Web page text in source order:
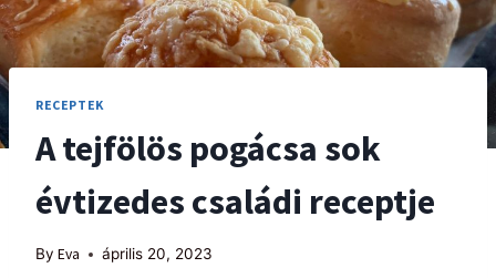
RECEPTEK
A tejfölös pogácsa sok
évtizedes családi receptje
By Eva április 20, 2023